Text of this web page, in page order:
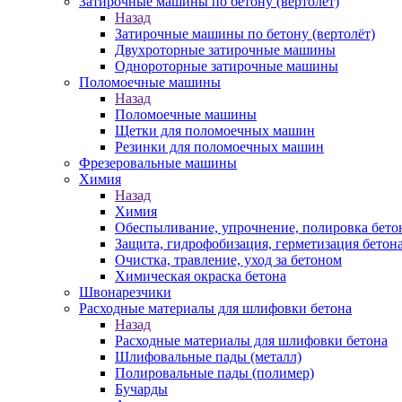
Назад
Затирочные машины по бетону (вертолёт)
Двухроторные затирочные машины
Однороторные затирочные машины
Поломоечные машины
Назад
Поломоечные машины
Щетки для поломоечных машин
Резинки для поломоечных машин
Фрезеровальные машины
Химия
Назад
Химия
Обеспыливание, упрочнение, полировка
Защита, гидрофобизация, герметизация
Очистка, травление, уход за бетоном
Химическая окраска бетона
Швонарезчики
Расходные материалы для шлифовки бетона
Назад
Расходные материалы для шлифовки бетона
Шлифовальные пады (металл)
Полировальные пады (полимер)
Бучарды